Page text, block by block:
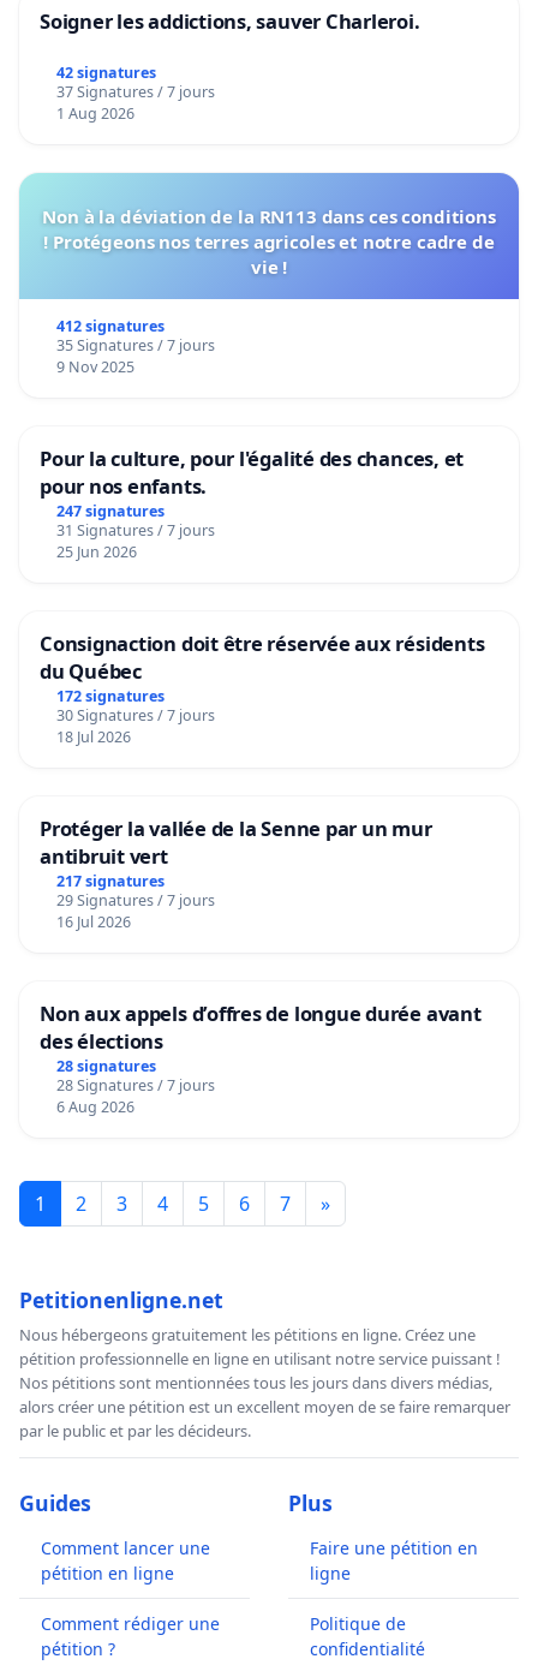
Soigner les addictions, sauver Charleroi.
42 signatures
37 Signatures / 7 jours
1 Aug 2026
Non à la déviation de la RN113 dans ces conditions
! Protégeons nos terres agricoles et notre cadre de
vie !
412 signatures
35 Signatures / 7 jours
9 Nov 2025
Pour la culture, pour l'égalité des chances, et
pour nos enfants.
247 signatures
31 Signatures / 7 jours
25 Jun 2026
Consignaction doit être réservée aux résidents
du Québec
172 signatures
30 Signatures / 7 jours
18 Jul 2026
Protéger la vallée de la Senne par un mur
antibruit vert
217 signatures
29 Signatures / 7 jours
16 Jul 2026
Non aux appels d’offres de longue durée avant
des élections
28 signatures
28 Signatures / 7 jours
6 Aug 2026
1 2 3 4 5 6 7 »
Petitionenligne.net
Nous hébergeons gratuitement les pétitions en ligne. Créez une
pétition professionnelle en ligne en utilisant notre service puissant !
Nos pétitions sont mentionnées tous les jours dans divers médias,
alors créer une pétition est un excellent moyen de se faire remarquer
par le public et par les décideurs.
Guides
Comment lancer une
pétition en ligne
Comment rédiger une
pétition ?
Plus
Faire une pétition en
ligne
Politique de
confidentialité